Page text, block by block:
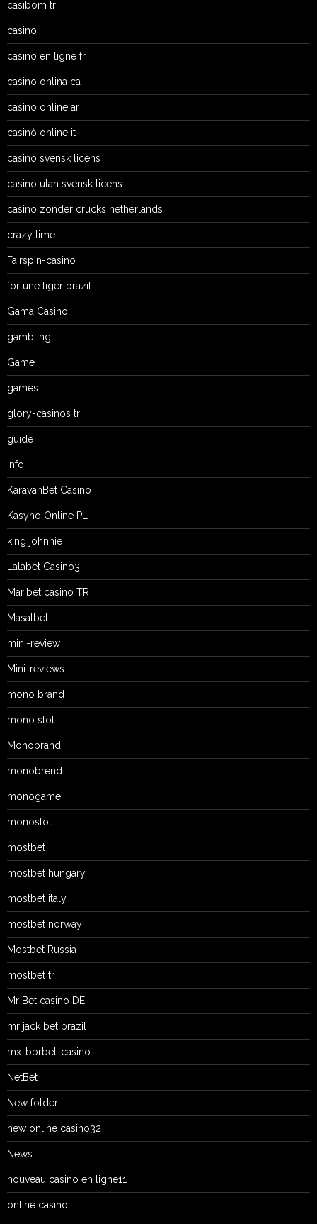
casibom tr
casino
casino en ligne fr
casino onlina ca
casino online ar
casinò online it
casino svensk licens
casino utan svensk licens
casino zonder crucks netherlands
crazy time
Fairspin-casino
fortune tiger brazil
Gama Casino
gambling
Game
games
glory-casinos tr
guide
info
KaravanBet Casino
Kasyno Online PL
king johnnie
Lalabet Casino3
Maribet casino TR
Masalbet
mini-review
Mini-reviews
mono brand
mono slot
Monobrand
monobrend
monogame
monoslot
mostbet
mostbet hungary
mostbet italy
mostbet norway
Mostbet Russia
mostbet tr
Mr Bet casino DE
mr jack bet brazil
mx-bbrbet-casino
NetBet
New folder
new online casino32
News
nouveau casino en ligne11
online casino